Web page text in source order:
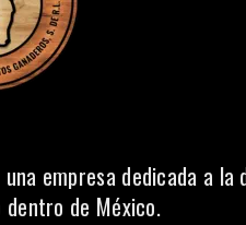
una empresa dedicada a
de México.